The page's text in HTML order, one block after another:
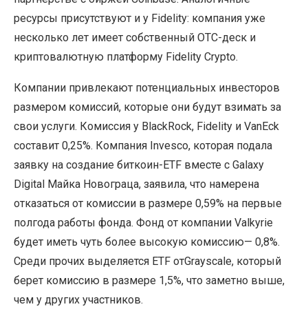
ресурсы присутствуют и у Fidelity: компания уже
несколько лет имеет собственный OTC-деск и
криптовалютную платформу Fidelity Crypto.
Компании привлекают потенциальных инвесторов
размером комиссий, которые они будут взимать за
свои услуги. Комиссия у BlackRock, Fidelity и VanEck
составит 0,25%. Компания Invesco, которая подала
заявку на создание биткоин-ETF вместе с Galaxy
Digital Майка Новограца, заявила, что намерена
отказаться от комиссии в размере 0,59% на первые
полгода работы фонда. Фонд от компании Valkyrie
будет иметь чуть более высокую комиссию— 0,8%.
Среди прочих выделяется ETF отGrayscale, который
берет комиссию в размере 1,5%, что заметно выше,
чем у других участников.